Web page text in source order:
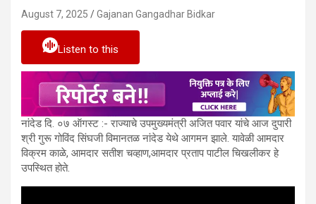
August 7, 2025 Gajanan Gangadhar Bidkar
Listen to this
नांदेड दि. ०७ ऑगस्ट :- राज्याचे उपमुख्यमंत्री अजित पवार यांचे आज दुपारी
श्री गुरू गोविंद सिंघजी विमानतळ नांदेड येथे आगमन झाले. यावेळी आमदार
विक्रम काळे, आमदार सतीश चव्हाण,आमदार प्रताप पाटील चिखलीकर हे
उपस्थित होते.